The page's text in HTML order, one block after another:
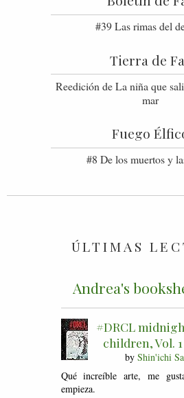
#39 Las rimas del
Tierra de
Reedición de La niña que
mar
Fuego
#8 De los muertos y
ÚLTIMAS
Andrea's
#DRCL
children, Vol. 1
by Shin'ichi
Qué increíble arte, me
empieza.